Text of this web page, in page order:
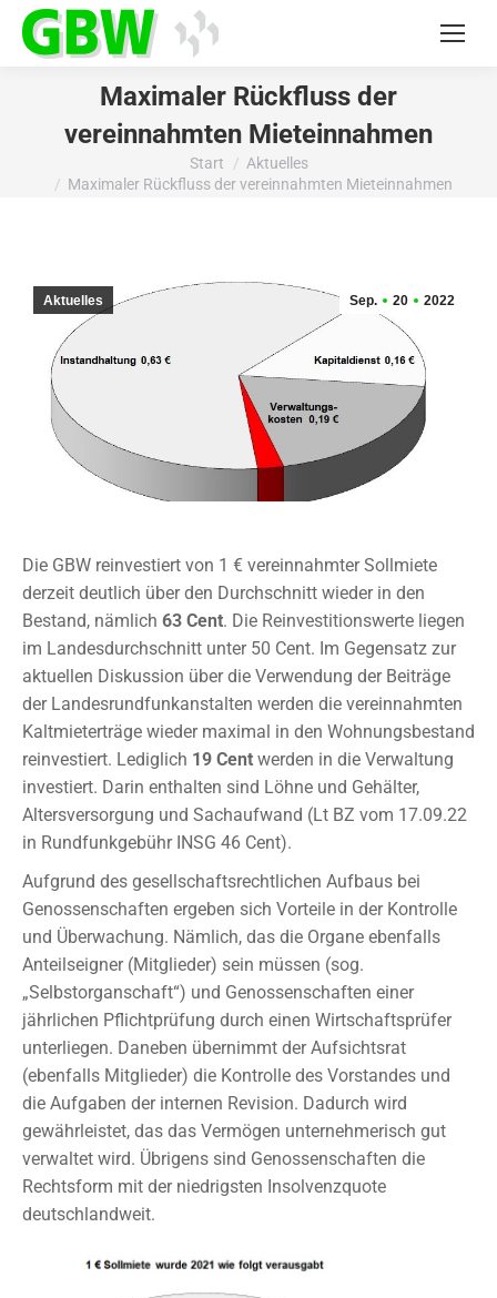
Maximaler Rückfluss der
vereinnahmten Mieteinnahmen
Sie befinden sich hier:Start
Aktuelles
Maximaler Rückfluss der vereinnahmten Mieteinnahmen
Sep. 20 2022
Aktuelles
Die GBW reinvestiert von 1 € vereinnahmter Sollmiete
derzeit deutlich über den Durchschnitt wieder in den
Bestand, nämlich 63 Cent. Die Reinvestitionswerte liegen
im Landesdurchschnitt unter 50 Cent. Im Gegensatz zur
aktuellen Diskussion über die Verwendung der Beiträge
der Landesrundfunkanstalten werden die vereinnahmten
Kaltmieterträge wieder maximal in den Wohnungsbestand
reinvestiert. Lediglich 19 Cent werden in die Verwaltung
investiert. Darin enthalten sind Löhne und Gehälter,
Altersversorgung und Sachaufwand (Lt BZ vom 17.09.22
in Rundfunkgebühr INSG 46 Cent).
Aufgrund des gesellschaftsrechtlichen Aufbaus bei
Genossenschaften ergeben sich Vorteile in der Kontrolle
und Überwachung. Nämlich, das die Organe ebenfalls
Anteilseigner (Mitglieder) sein müssen (sog.
„Selbstorganschaft“) und Genossenschaften einer
jährlichen Pflichtprüfung durch einen Wirtschaftsprüfer
unterliegen. Daneben übernimmt der Aufsichtsrat
(ebenfalls Mitglieder) die Kontrolle des Vorstandes und
die Aufgaben der internen Revision. Dadurch wird
gewährleistet, das das Vermögen unternehmerisch gut
verwaltet wird. Übrigens sind Genossenschaften die
Rechtsform mit der niedrigsten Insolvenzquote
deutschlandweit.